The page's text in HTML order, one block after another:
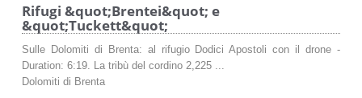
Rifugi &quot;Brentei&quot; e
&quot;Tuckett&quot;
Sulle Dolomiti di Brenta: al rifugio Dodici Apostoli con il drone -
Duration: 6:19. La tribù del cordino 2,225 ...
Dolomiti di Brenta